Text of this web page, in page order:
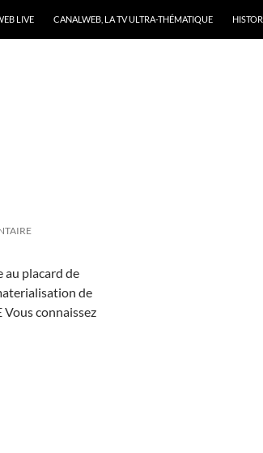
LIVE CANALWEB, LA TV ULTRA-THÉMATIQUE
au placard de
de
connaissez